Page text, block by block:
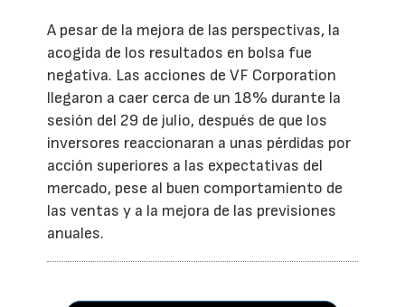
A pesar de la mejora de las perspectivas, la
acogida de los resultados en bolsa fue
negativa. Las acciones de VF Corporation
llegaron a caer cerca de un 18% durante la
sesión del 29 de julio, después de que los
inversores reaccionaran a unas pérdidas por
acción superiores a las expectativas del
mercado, pese al buen comportamiento de
las ventas y a la mejora de las previsiones
anuales.